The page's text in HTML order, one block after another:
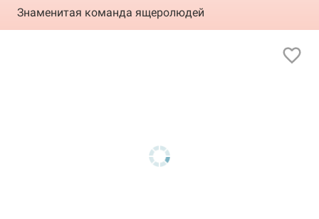
Знаменитая команда ящеролюдей